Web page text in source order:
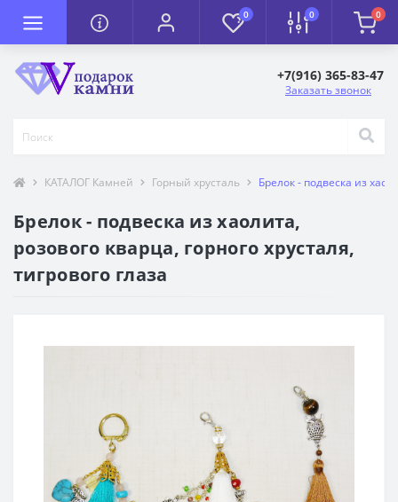
0 0 0
+7(916) 365-83-47
Заказать звонок
КАТАЛОГ Камней Горный хрусталь Брелок - подвеска из
Брелок - подвеска из хаолита,
розового кварца, горного хрусталя,
тигрового глаза